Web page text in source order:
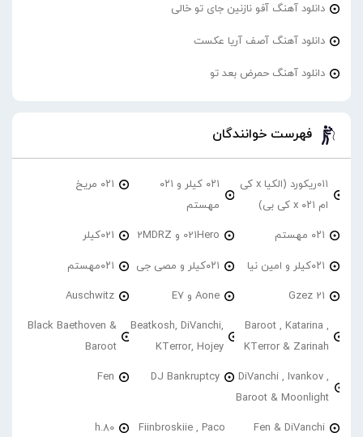
دانلود آهنگ آفو نازنین جای تو خالی
دانلود آهنگ آصف آریا عکست
دانلود آهنگ حمرض بعد تو
فهرست خوانندگان
۰۱۱ریکورد (الکیا x کی
ام ۰۲۱ x کی بی)
۰۲۱ کیلر و ۰۲۱
مهستم
۰۲۱ مریخ
۰۲۱ مهستم 021Hero و 2MDRZ 021کیلر
۰۲۱کیلر و امین نیا ۰۲۱کیلر و مصی جی ۰۲۱مهستم
21 Gzez Aone و E7 Auschwitz
Baroot , Katarina ,
KTerror & Zarinah
Beatkosh, DiVanchi,
KTerror, Hojey
Black Baethoven &
Baroot
DiVanchi , Ivankov ,
Baroot & Moonlight
DJ Bankruptcy
Fen
Fen & DiVanchi
Fiinbroskiie , Paco
h.80